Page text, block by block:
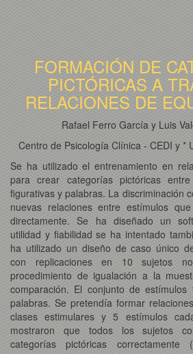
FORMACIÓN DE
PICTÓRICAS A
RELACIONES DE
Rafael Ferro García y Luis
Centro de Psicología Clínica - CEDI y *
Se ha utilizado el entrenamiento en
para crear categorías pictóricas
figurativas y palabras. La discriminación
nuevas relaciones entre estímulos
directamente. Se ha diseñado un
utilidad y fiabilidad se ha intentado
ha utilizado un diseño de caso único
con replicaciones en 10 sujetos
procedimiento de igualación a la
comparación. El conjunto de
palabras. Se pretendía formar
clases estimulares y 5 estímulos
mostraron que todos los sujetos
categorías pictóricas correctamente